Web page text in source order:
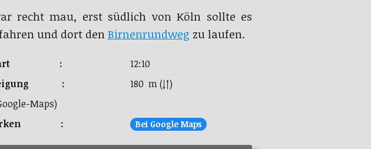
recht mau, erst südlich von Köln sollte es
und dort denBirnenrundweg zu laufen.
:
12:10
:
180 m (↓↑)
Maps)
: Bei Google Maps